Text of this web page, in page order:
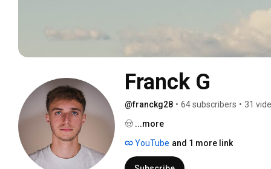
Franck G
@franckg28 • 64 subscribers • 31
🤠 ...more
YouTube and 1 more link